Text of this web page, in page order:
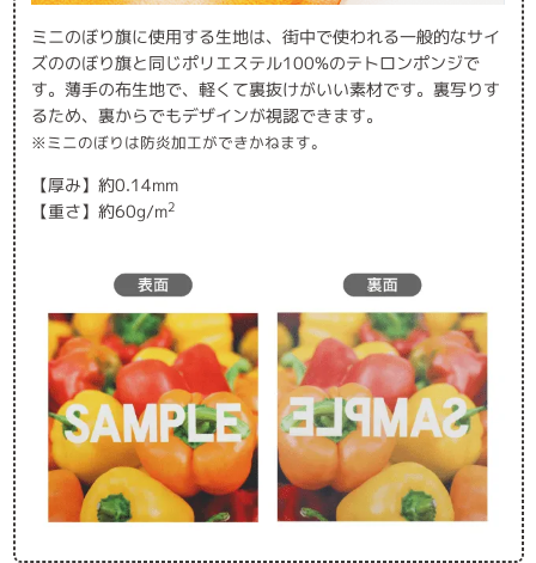
ミニのぼり旗に使用する生地は、街中で使われる一般的なサイ
ズののぼり旗と同じポリエステル100%のテトロンポンジで
す。薄手の布生地で、軽くて裏抜けがいい素材です。裏写りす
るため、裏からでもデザインが視認できます。
※ミニのぼりは防炎加工ができかねます。
【厚み】約0.14mm
【重さ】約60g/m2